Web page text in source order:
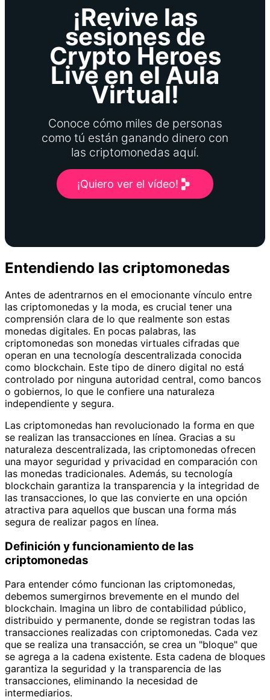
¡Revive las
sesiones de
Crypto Heroes
Live en el Aula
Virtual!
Conoce cómo miles de personas
como tú están ganando dinero con
las criptomonedas aquí.
¡Quiero ver el vídeo!
Entendiendo las criptomonedas
Antes de adentrarnos en el emocionante vínculo entre
las criptomonedas y la moda, es crucial tener una
comprensión clara de lo que realmente son estas
monedas digitales. En pocas palabras, las
criptomonedas son monedas virtuales cifradas que
operan en una tecnología descentralizada conocida
como blockchain. Este tipo de dinero digital no está
controlado por ninguna autoridad central, como bancos
o gobiernos, lo que le confiere una naturaleza
independiente y segura.
Las criptomonedas han revolucionado la forma en que
se realizan las transacciones en línea. Gracias a su
naturaleza descentralizada, las criptomonedas ofrecen
una mayor seguridad y privacidad en comparación con
las monedas tradicionales. Además, su tecnología
blockchain garantiza la transparencia y la integridad de
las transacciones, lo que las convierte en una opción
atractiva para aquellos que buscan una forma más
segura de realizar pagos en línea.
Definición y funcionamiento de las
criptomonedas
Para entender cómo funcionan las criptomonedas,
debemos sumergirnos brevemente en el mundo del
blockchain. Imagina un libro de contabilidad público,
distribuido y permanente, donde se registran todas las
transacciones realizadas con criptomonedas. Cada vez
que se realiza una transacción, se crea un "bloque" que
se agrega a la cadena existente. Esta cadena de bloques
garantiza la seguridad y la transparencia de las
transacciones, eliminando la necesidad de
intermediarios.